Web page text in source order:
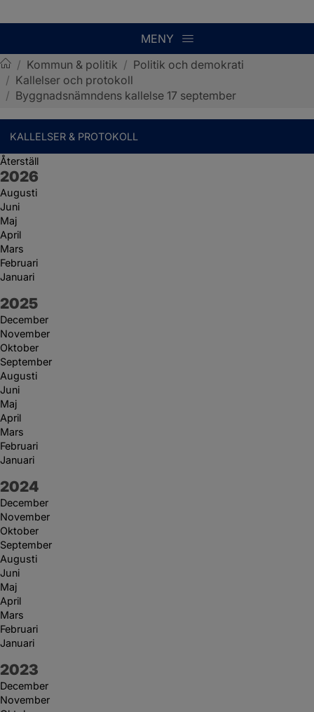
MENY
Sotenäs kommun
/ Kommun & politik / Politik och demokrati
/ Kallelser och protokoll
/ Byggnadsnämndens kallelse 17 september
KALLELSER & PROTOKOLL
Återställ
År:
2026
Augusti
Juni
Maj
April
Mars
Februari
Januari
År:
2025
December
November
Oktober
September
Augusti
Juni
Maj
April
Mars
Februari
Januari
År:
2024
December
November
Oktober
September
Augusti
Juni
Maj
April
Mars
Februari
Januari
År:
2023
December
November